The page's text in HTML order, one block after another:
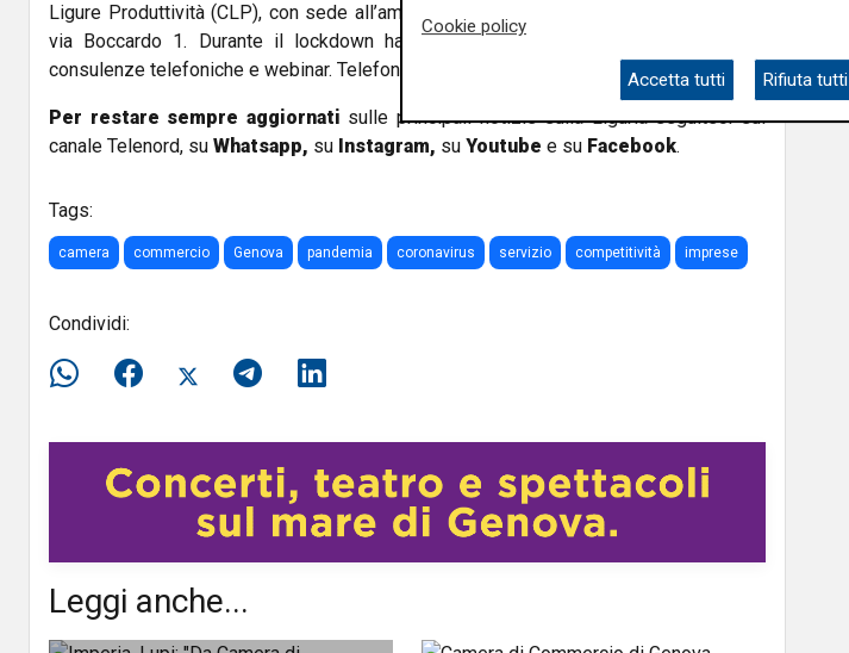
Ligure Produttività (CLP), con sede all’ammezzato del Palazzo della Borsa Valori, in
via Boccardo 1. Durante il lockdown ha continuato a funzionare da remoto, con
consulenze telefoniche e webinar. Telefono: 010 55087205.
Per restare sempre aggiornati sulle principali notizie sulla Liguria seguiteci sul
canale Telenord, su Whatsapp, su Instagram, su Youtube e su Facebook.
Tags:
camera commercio Genova pandemia coronavirus servizio competitività imprese
Condividi:
Leggi anche...
Cookie policy
Accetta tutti Rifiuta tutti